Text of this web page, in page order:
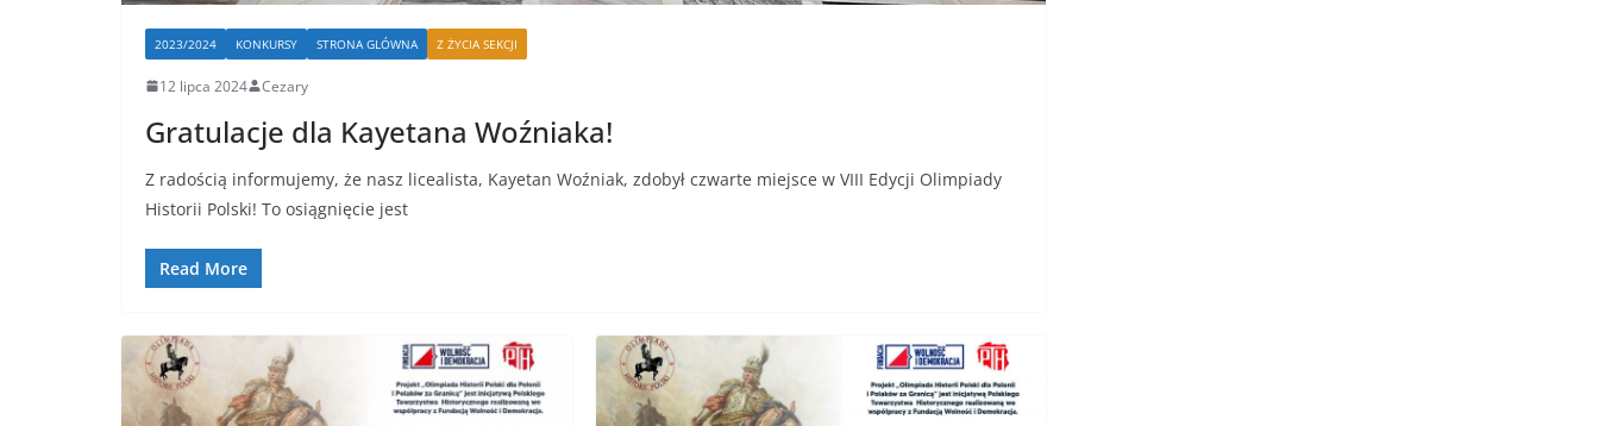
2023/2024 KONKURSY STRONA GLÓWNA Z ŻYCIA SEKCJI
12 lipca 2024 Cezary
Gratulacje dla Kayetana Woźniaka!
Z radością informujemy, że nasz licealista, Kayetan Woźniak, zdobył czwarte miejsce w VIII Edycji Olimpiady
Historii Polski! To osiągnięcie jest
Read More